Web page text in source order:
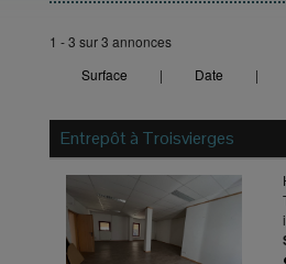
1 - 3 sur 3 annonces
Surface
| Date |
Entrepôt à Troisvierges